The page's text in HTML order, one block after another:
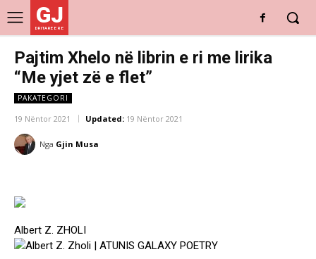
GJ
DRITARE E RE
Pajtim Xhelo në librin e ri me lirika
“Me yjet zë e flet”
PAKATEGORI
19 Nëntor 2021 Updated: 19 Nëntor 2021
Nga Gjin Musa
Albert Z. ZHOLI